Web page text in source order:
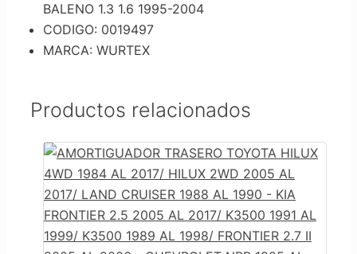
BALENO 1.3 1.6 1995-2004
CODIGO: 0019497
MARCA: WURTEX
Productos relacionados